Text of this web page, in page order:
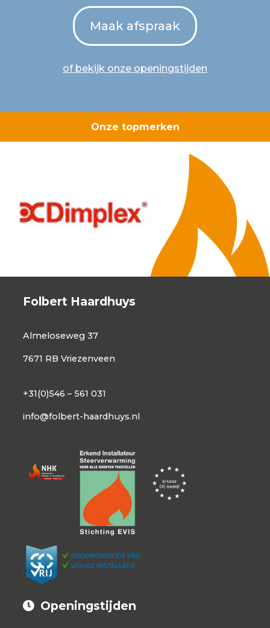
Maak afspraak
of bekijk onze openingstijden
Onze topmerken
Folbert Haardhuys
Almeloseweg 37
7671 RB Vriezenveen
+31(0)546 – 561 031
info@folbert-haardhuys.nl
Openingstijden